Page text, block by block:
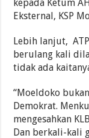
kepada Ketum
Eksternal, KSP
Lebih lanjut,
berulang kali
tidak ada
“Moeldoko
Demokrat.
mengesahkan
Dan berkali-kali